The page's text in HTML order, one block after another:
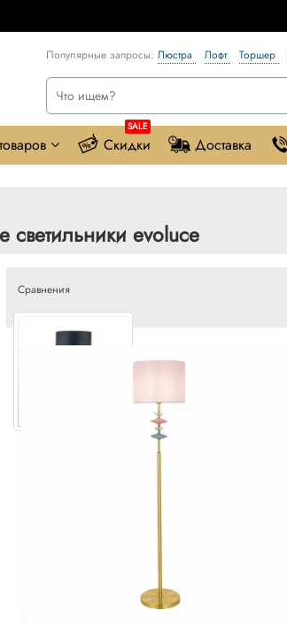
Популярные запросы: Люстра Лофт Торшер
SALE
Скидки Доставка
evoluce
Сравнения